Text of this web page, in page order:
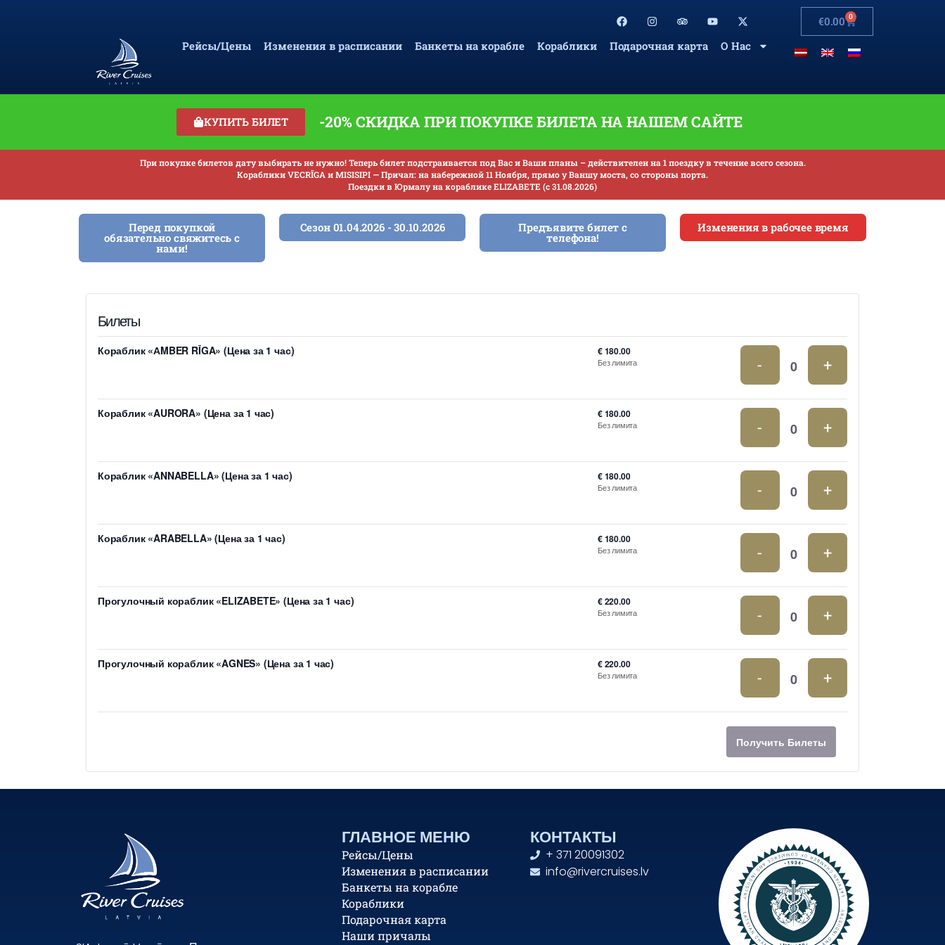
€0.00 0
Рейсы/Цены Изменения в расписании Банкеты на корабле Кораблики Подарочная карта О Нас
КУПИТЬ БИЛЕТ -20% СКИДКА ПРИ ПОКУПКЕ БИЛЕТА НА НАШЕМ САЙТЕ
При покупке билетов дату выбирать не нужно! Теперь билет подстраивается под Вас и Ваши планы – действителен на 1 поездку в течение всего сезона.
Кораблики VECRĪGA и MISISIPI — Причал: на набережной 11 Ноября, прямо у Ваншу моста, со стороны порта.
Поездки в Юрмалу на кораблике ELIZABETE (с 31.08.2026)
Перед покупкой
обязательно свяжитесь с
нами!
Сезон 01.04.2026 - 30.10.2026 Предъявите билет с
телефона!
Изменения в рабочее время
Билеты
Кораблик «АMBER RĪGA» (Цена за 1 час) €180.00
Без лимита - +
Кораблик «AURORA» (Цена за 1 час) €180.00
Без лимита - +
Кораблик «ANNABELLA» (Цена за 1 час) €180.00
Без лимита - +
Кораблик «ARABELLA» (Цена за 1 час) €180.00
Без лимита - +
Прогулочный кораблик «ELIZABETE» (Цена за 1 час) €220.00
Без лимита - +
Прогулочный кораблик «AGNES» (Цена за 1 час) €220.00
Без лимита - +
Получить Билеты
ГЛАВНОЕ МЕНЮ
Рейсы/Цены
Изменения в расписании
Банкеты на корабле
Кораблики
Подарочная карта
Наши причалы
КОНТАКТЫ
+ 371 20091302
info@rivercruises.lv